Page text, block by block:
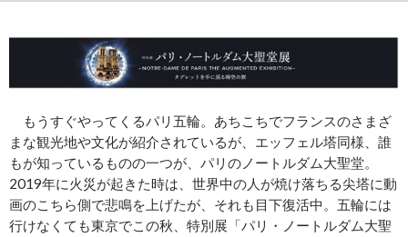
もうすぐやってくるパリ五輪。あちこちでフランスのさまざ
まな観光地や文化が紹介されているが、エッフェル塔同様、誰
もが知っているものの一つが、パリのノートルダム大聖堂。
2019年に火災が起きた時は、世界中の人が焼け落ちる尖塔に動
画のこちら側で悲鳴を上げたが、それも目下復活中。五輪には
行けなくても東京でこの秋、特別展「パリ・ノートルダム大聖